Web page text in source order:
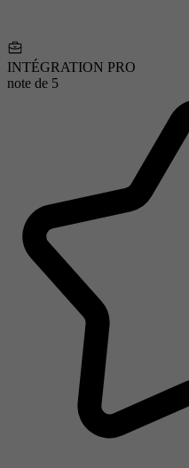
INTÉGRATION PRO
note de 5